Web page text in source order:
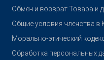
Обмен и возврат Товара и
Общие условия членства в
Морально-этический
Обработка персональных